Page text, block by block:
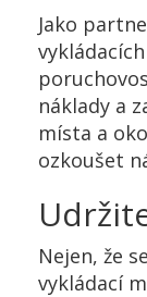
Jako
náklady a
místa a
ozkoušet
Nejen, že
vykládací